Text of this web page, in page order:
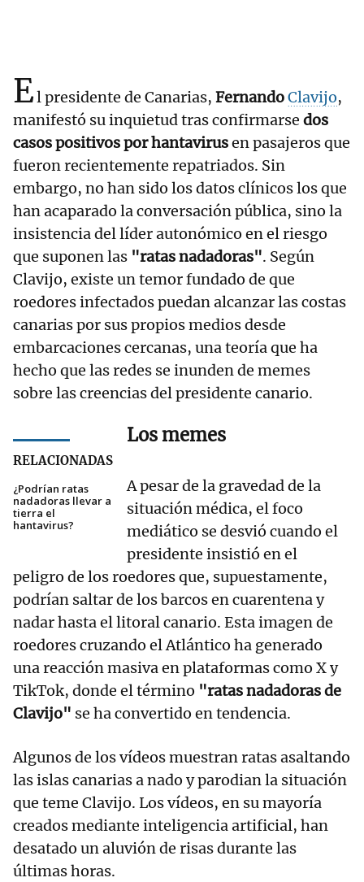
El presidente de Canarias, FernandoClavijo,
manifestó su inquietud tras confirmarse dos
casos positivos por hantavirusen pasajeros que
fueron recientemente repatriados. Sin
embargo, no han sido los datos clínicos los que
han acaparado la conversación pública, sino la
insistencia del líder autonómico en el riesgo
que suponen las "ratas nadadoras". Según
Clavijo, existe un temor fundado de que
roedores infectados puedan alcanzar las costas
canarias por sus propios medios desde
embarcaciones cercanas, una teoría que ha
hecho que las redes se inunden de memes
sobre las creencias del presidente canario.
RELACIONADAS
¿Podrían ratas
nadadoras llevar a
tierra el
hantavirus?
Los memes
A pesar de la gravedad de la
situación médica, el foco
mediático se desvió cuando el
presidente insistió en el
peligro de los roedores que, supuestamente,
podrían saltar de los barcos en cuarentena y
nadar hasta el litoral canario. Esta imagen de
roedores cruzando el Atlántico ha generado
una reacción masiva en plataformas como X y
TikTok, donde el término "ratas nadadoras de
Clavijo" se ha convertido en tendencia.
Algunos de los vídeos muestran ratas asaltando
las islas canarias a nado y parodian la situación
que teme Clavijo. Los vídeos, en su mayoría
creados mediante inteligencia artificial, han
desatado un aluvión de risas durante las
últimas horas.